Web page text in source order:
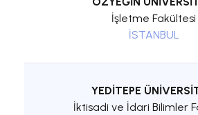
İşletme Fakültesi
İSTANBUL
YEDİTEPE
İktisadi ve İdari Bilimler